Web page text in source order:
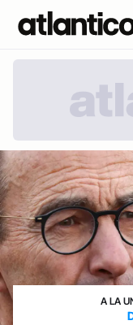
A LA